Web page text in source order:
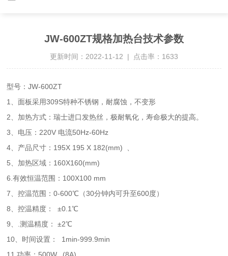
JW-600ZT规格加热台技术参数
更新时间：2022-11-12 | 点击率：1633
型号：JW-600ZT
1、面板采用309S特种不锈钢，耐腐蚀，不变形
2、加热方式：瑞士进口发热丝，极耐氧化，寿命极大的提高。
3、电压：220V 电流50Hz-60Hz
4、产品尺寸：195X 195 X 182(mm) 、
5、加热区域：160X160(mm)
6.有效恒温范围：100X100 mm
7、控温范围：0-600℃（30分钟内可升至600度）
8、控温精度： ±0.1℃
9、.测温精度： ±2℃
10、时间设置： 1min-999.9min
11.功率：500W. (8A)